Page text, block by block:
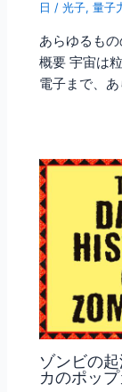
日/光子,量子
あらゆるも
概要 宇宙は
電子まで、
ゾンビの
カのポッ